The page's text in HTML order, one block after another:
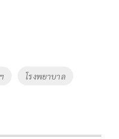
โรงพยาบาล